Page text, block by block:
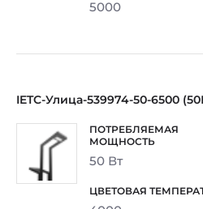
5000
IETC-Улица-539974-50-6500
50 Вт